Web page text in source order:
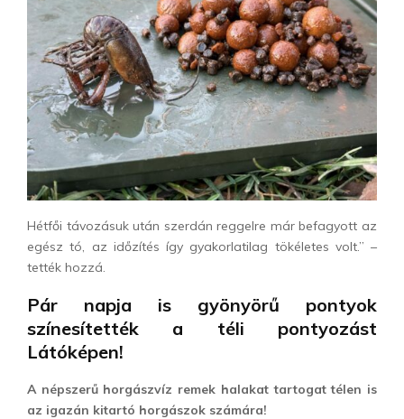
Hétfői távozásuk után szerdán reggelre már befagyott az
egész tó, az időzítés így gyakorlatilag tökéletes volt.” –
tették hozzá.
Pár napja is gyönyörű pontyok
színesítették a téli pontyozást
Látóképen!
A népszerű horgászvíz remek halakat tartogat télen is
az igazán kitartó horgászok számára!